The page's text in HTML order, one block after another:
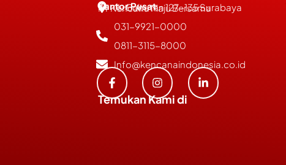
Kantor Pusat
PT Kencana Maju Bersama
JL. Bubutan 127-135 Surabaya
031-9921-0000
0811-3115-8000
Info@kencanaindonesia.co.id
Temukan Kami di